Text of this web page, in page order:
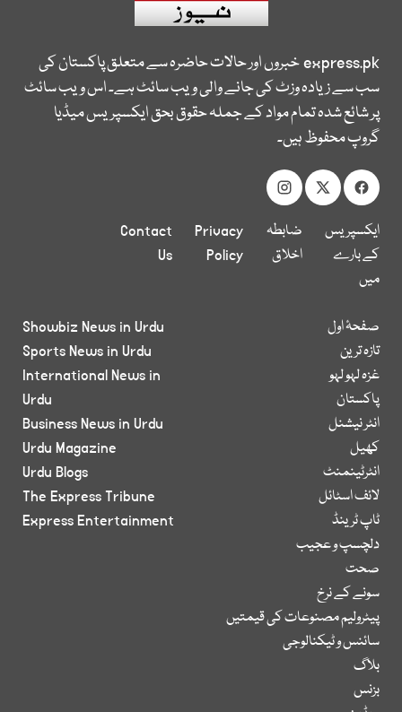
express.pkخبروں اور حالات حاضرہ سے متعلق پاکستان کی
سب سے زیادہ وزٹ کی جانے والی ویب سائٹ ہے۔ اس ویب سائٹ
پر شائع شدہ تمام مواد کے جملہ حقوق بحق ایکسپریس میڈیا
گروپ محفوظ ہیں۔
ایکسپریس
کے بارے
میں
ضابطہ
اخلاق
Privacy
Policy
Contact
Us
صفحۂ اول
تازہ ترین
غزہ لہو لہو
پاکستان
انٹر نیشنل
کھیل
انٹرٹینمنٹ
لائف اسٹائل
ٹاپ ٹرینڈ
دلچسپ و عجیب
صحت
سونے کے نرخ
پیٹرولیم مصنوعات کی قیمتیں
سائنس و ٹیکنالوجی
بلاگ
بزنس
Showbiz News in Urdu
Sports News in Urdu
International News in
Urdu
Business News in Urdu
Urdu Magazine
Urdu Blogs
The Express Tribune
Express Entertainment